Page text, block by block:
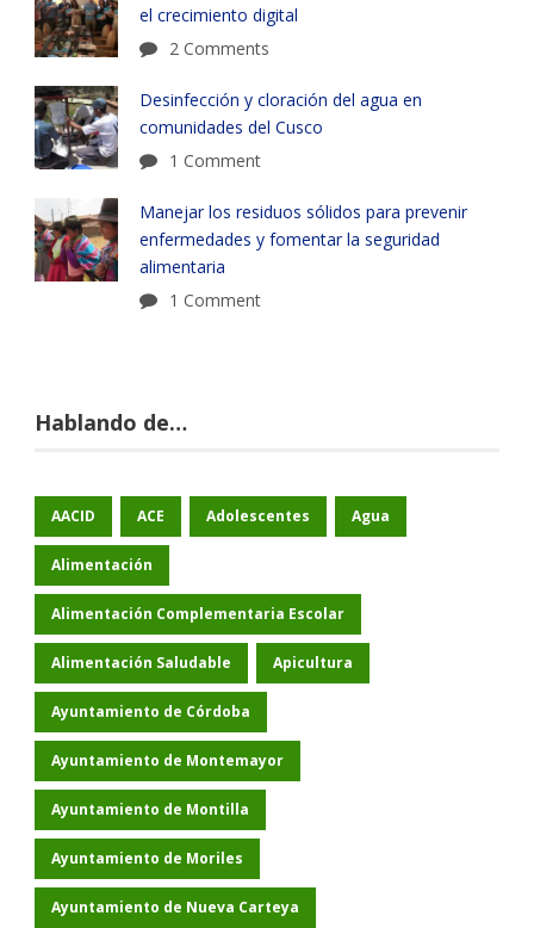
el crecimiento digital
2 Comments
Desinfección y cloración del agua en
comunidades del Cusco
1 Comment
Manejar los residuos sólidos para prevenir
enfermedades y fomentar la seguridad
alimentaria
1 Comment
Hablando de…
AACID ACE Adolescentes Agua
Alimentación
Alimentación Complementaria Escolar
Alimentación Saludable Apicultura
Ayuntamiento de Córdoba
Ayuntamiento de Montemayor
Ayuntamiento de Montilla
Ayuntamiento de Moriles
Ayuntamiento de Nueva Carteya